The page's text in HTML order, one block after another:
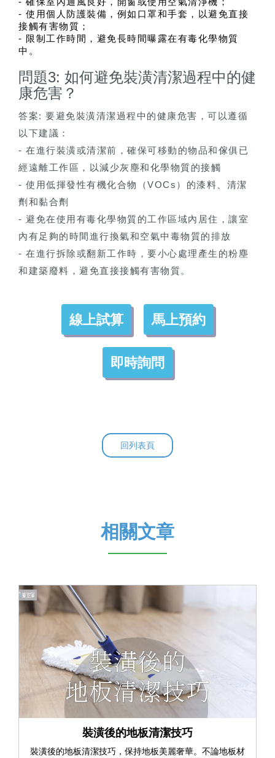
- 確保室內通風良好，開窗或使用空氣清淨機；
- 使用個人防護裝備，例如口罩和手套，以避免直接
接觸有害物質；
- 限制工作時間，避免長時間曝露在有毒化學物質
中。
問題3: 如何避免裝潢清潔過程中的健
康危害？
答案: 要避免裝潢清潔過程中的健康危害，可以遵循
以下建議：
- 在進行裝潢或清潔前，確保可移動的物品和傢俱已
經遠離工作區，以減少灰塵和化學物質的接觸
- 使用低揮發性有機化合物（VOCs）的漆料、清潔
劑和黏合劑
- 避免在使用有毒化學物質的工作區域內居住，讓室
內有足夠的時間進行換氣和空氣中毒物質的排放
- 在進行拆除或翻新工作時，要小心處理產生的粉塵
和建築廢料，避免直接接觸有害物質。
線上試算 馬上預約
即時詢問
回列表頁
相關文章
裝潢後的地板清潔技巧
裝潢後的地板清潔技巧，保持地板美麗奢華。不論地板材